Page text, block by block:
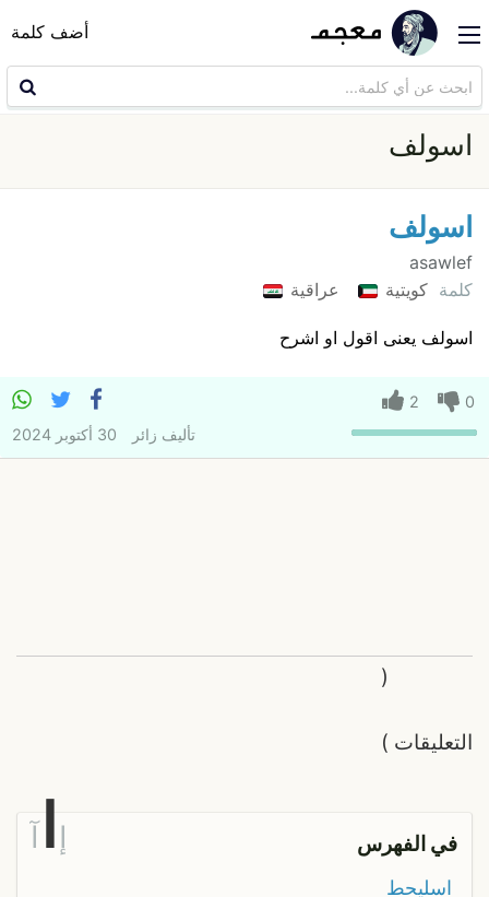
أضف كلمة
اسولف
اسولف
asawlef
كلمة كويتية عراقية
اسولف یعنی اقول او اشرح
0
2
تأليف زائر 30 أكتوبر 2024
التعليقات
(
)
في الفهرس إ آ
اسليحط